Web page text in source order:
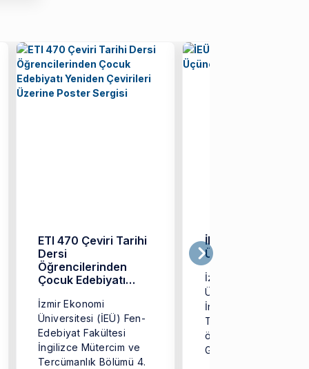
ETI 470 Çeviri Tarihi
Dersi
Öğrencilerinden
Çocuk Edebiyatı
Üzerine Poster
Sergisi
İzmir Ekonomi
Üniversitesi (İEÜ) Fen-
Edebiyat Fakültesi
İngilizce Mütercim ve
Tercümanlık Bölümü 4.
İEÜ’lü Şimal,
Üçüncüsü Oldu
İzmir Ekonomi
Üniversitesi (İEÜ)
İngilizce Mütercim ve
Tercümanlık Bölümü
öğrencisi Türkan
Geyik, Avrupa Birliği